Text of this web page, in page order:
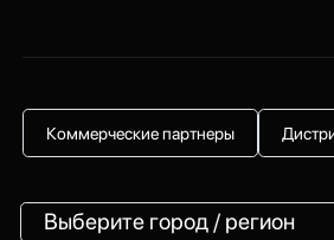
Коммерческие партнеры
Выберите город / регион